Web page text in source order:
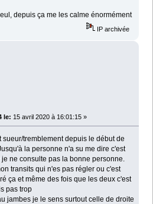
depuis ça me les calme énormément
IP archivée
le: 15 avril 2020 à 16:01:15 »
sueur/tremblement depuis le début de
la personne n'a su me dire c'est
ne consulte pas la bonne personne.
transits qui n'es pas régler ou c'est
ça et même des fois que les deux c'est
pas trop
jambes je le sens surtout celle de droite